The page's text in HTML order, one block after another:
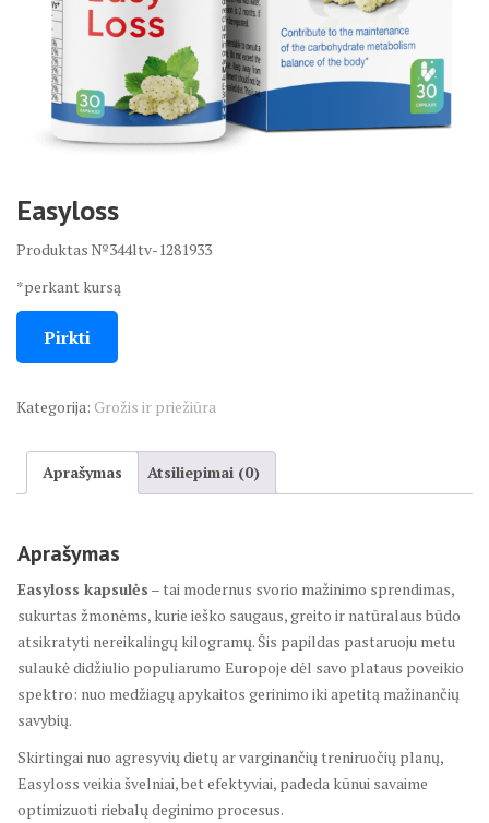
Easyloss
Produktas №344ltv-1281933
*perkant kursą
Pirkti
Kategorija: Grožis ir priežiūra
Aprašymas Atsiliepimai (0)
Aprašymas
Easyloss kapsulės – tai modernus svorio mažinimo sprendimas,
sukurtas žmonėms, kurie ieško saugaus, greito ir natūralaus būdo
atsikratyti nereikalingų kilogramų. Šis papildas pastaruoju metu
sulaukė didžiulio populiarumo Europoje dėl savo plataus poveikio
spektro: nuo medžiagų apykaitos gerinimo iki apetitą mažinančių
savybių.
Skirtingai nuo agresyvių dietų ar varginančių treniruočių planų,
Easyloss veikia švelniai, bet efektyviai, padeda kūnui savaime
optimizuoti riebalų deginimo procesus.